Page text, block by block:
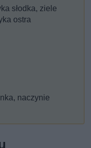
słodka, ziele
ostra
naczynie